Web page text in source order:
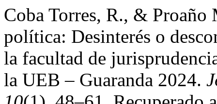
Coba Torres, R., &
política: Desinterés o
la facultad de
la UEB – Guaranda 2024.